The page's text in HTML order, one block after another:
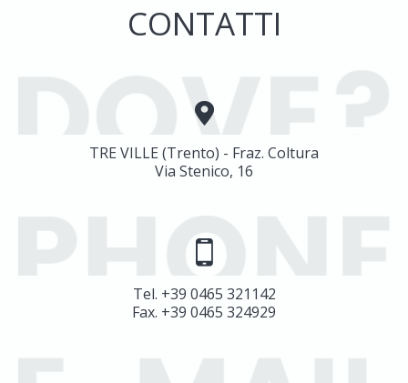
CONTATTI
TRE VILLE (Trento) - Fraz. Coltura
Via Stenico, 16
Tel. +39 0465 321142
Fax. +39 0465 324929